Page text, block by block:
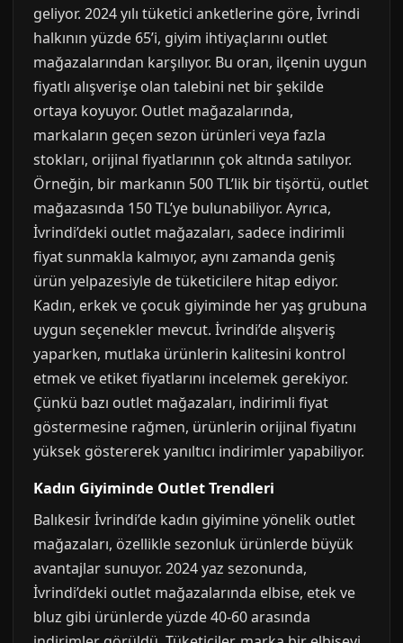
geliyor. 2024 yılı tüketici anketlerine göre, İvrindi
halkının yüzde 65’i, giyim ihtiyaçlarını outlet
mağazalarından karşılıyor. Bu oran, ilçenin uygun
fiyatlı alışverişe olan talebini net bir şekilde
ortaya koyuyor. Outlet mağazalarında,
markaların geçen sezon ürünleri veya fazla
stokları, orijinal fiyatlarının çok altında satılıyor.
Örneğin, bir markanın 500 TL’lik bir tişörtü, outlet
mağazasında 150 TL’ye bulunabiliyor. Ayrıca,
İvrindi’deki outlet mağazaları, sadece indirimli
fiyat sunmakla kalmıyor, aynı zamanda geniş
ürün yelpazesiyle de tüketicilere hitap ediyor.
Kadın, erkek ve çocuk giyiminde her yaş grubuna
uygun seçenekler mevcut. İvrindi’de alışveriş
yaparken, mutlaka ürünlerin kalitesini kontrol
etmek ve etiket fiyatlarını incelemek gerekiyor.
Çünkü bazı outlet mağazaları, indirimli fiyat
göstermesine rağmen, ürünlerin orijinal fiyatını
yüksek göstererek yanıltıcı indirimler yapabiliyor.
Kadın Giyiminde Outlet Trendleri
Balıkesir İvrindi’de kadın giyimine yönelik outlet
mağazaları, özellikle sezonluk ürünlerde büyük
avantajlar sunuyor. 2024 yaz sezonunda,
İvrindi’deki outlet mağazalarında elbise, etek ve
bluz gibi ürünlerde yüzde 40-60 arasında